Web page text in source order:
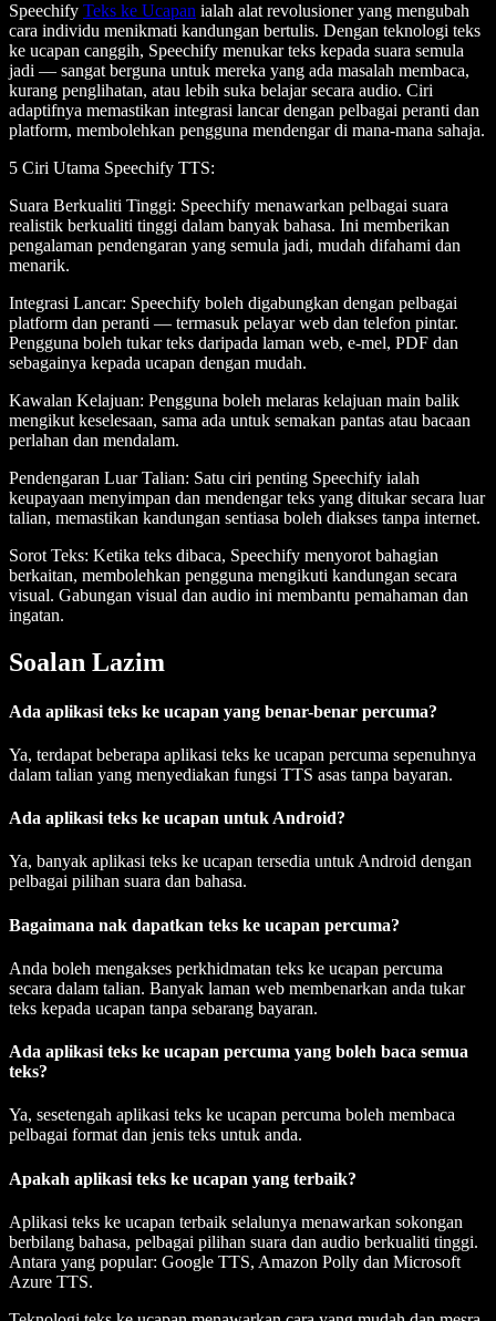
Speechify Teks ke Ucapan ialah alat revolusioner yang mengubah
cara individu menikmati kandungan bertulis. Dengan teknologi teks
ke ucapan canggih, Speechify menukar teks kepada suara semula
jadi — sangat berguna untuk mereka yang ada masalah membaca,
kurang penglihatan, atau lebih suka belajar secara audio. Ciri
adaptifnya memastikan integrasi lancar dengan pelbagai peranti dan
platform, membolehkan pengguna mendengar di mana-mana sahaja.
5 Ciri Utama Speechify TTS:
Suara Berkualiti Tinggi: Speechify menawarkan pelbagai suara
realistik berkualiti tinggi dalam banyak bahasa. Ini memberikan
pengalaman pendengaran yang semula jadi, mudah difahami dan
menarik.
Integrasi Lancar: Speechify boleh digabungkan dengan pelbagai
platform dan peranti — termasuk pelayar web dan telefon pintar.
Pengguna boleh tukar teks daripada laman web, e-mel, PDF dan
sebagainya kepada ucapan dengan mudah.
Kawalan Kelajuan: Pengguna boleh melaras kelajuan main balik
mengikut keselesaan, sama ada untuk semakan pantas atau bacaan
perlahan dan mendalam.
Pendengaran Luar Talian: Satu ciri penting Speechify ialah
keupayaan menyimpan dan mendengar teks yang ditukar secara luar
talian, memastikan kandungan sentiasa boleh diakses tanpa internet.
Sorot Teks: Ketika teks dibaca, Speechify menyorot bahagian
berkaitan, membolehkan pengguna mengikuti kandungan secara
visual. Gabungan visual dan audio ini membantu pemahaman dan
ingatan.
Soalan Lazim
Ada aplikasi teks ke ucapan yang benar-benar percuma?
Ya, terdapat beberapa aplikasi teks ke ucapan percuma sepenuhnya
dalam talian yang menyediakan fungsi TTS asas tanpa bayaran.
Ada aplikasi teks ke ucapan untuk Android?
Ya, banyak aplikasi teks ke ucapan tersedia untuk Android dengan
pelbagai pilihan suara dan bahasa.
Bagaimana nak dapatkan teks ke ucapan percuma?
Anda boleh mengakses perkhidmatan teks ke ucapan percuma
secara dalam talian. Banyak laman web membenarkan anda tukar
teks kepada ucapan tanpa sebarang bayaran.
Ada aplikasi teks ke ucapan percuma yang boleh baca semua
teks?
Ya, sesetengah aplikasi teks ke ucapan percuma boleh membaca
pelbagai format dan jenis teks untuk anda.
Apakah aplikasi teks ke ucapan yang terbaik?
Aplikasi teks ke ucapan terbaik selalunya menawarkan sokongan
berbilang bahasa, pelbagai pilihan suara dan audio berkualiti tinggi.
Antara yang popular: Google TTS, Amazon Polly dan Microsoft
Azure TTS.